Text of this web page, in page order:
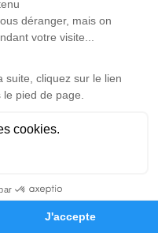
Hommages
d'Héricourt
Je rends hommage